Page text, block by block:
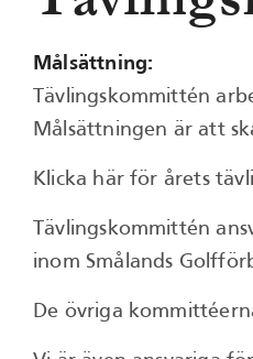
Målsättning:
Tävlingskommittén
Målsättningen är att
Klicka här för årets
Tävlingskommittén
inom Smålands
De övriga